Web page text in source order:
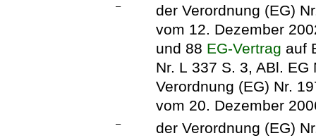
–
der Verordnung (EG)
vom 12. Dezember
und 88 EG-Vertrag auf
Nr. L 337 S. 3, ABl.
Verordnung (EG) Nr.
vom 20. Dezember
–
der Verordnung (EG)